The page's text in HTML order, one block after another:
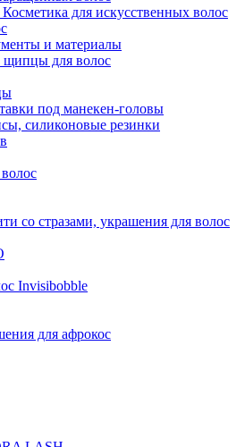
для искусственных волос
и материалы
для волос
под манекен-головы
силиконовые резинки
со стразами, украшения для волос
Invisibobble
для афрокос